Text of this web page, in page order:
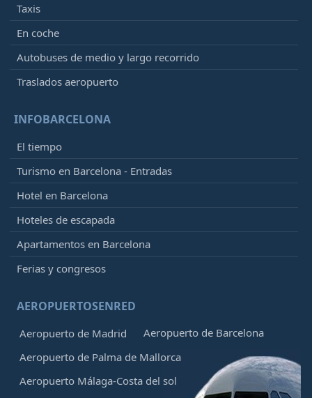
Taxis
En coche
Autobuses de medio y largo recorrido
Traslados aeropuerto
INFOBARCELONA
El tiempo
Turismo en Barcelona - Entradas
Hotel en Barcelona
Hoteles de escapada
Apartamentos en Barcelona
Ferias y congresos
AEROPUERTOSENRED
Aeropuerto de Madrid
Aeropuerto de Barcelona
Aeropuerto de Palma de Mallorca
Aeropuerto Málaga-Costa del sol